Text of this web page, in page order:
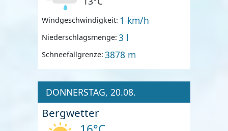
Windgeschwindigkeit: 1 km/h
Niederschlagsmenge: 3 l
Schneefallgrenze: 3878 m
DONNERSTAG, 20.08.
Bergwetter